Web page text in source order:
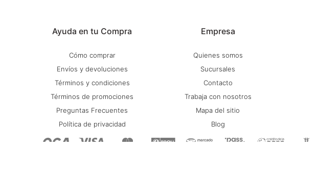
Ayuda en tu Compra
Cómo comprar
Envíos y devoluciones
Términos y condiciones
Términos de promociones
Preguntas Frecuentes
Política de privacidad
Empresa
Quienes somos
Sucursales
Contacto
Trabaja con nosotros
Mapa del sitio
Blog